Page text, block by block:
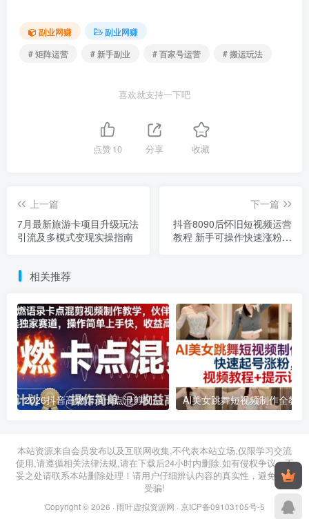
副业网赚
副业网赚
# 矩阵运营
# 新手副业 # 百家号运营 # 搬运玩法
喜欢就支持一下吧
点赞10 分享 收藏
上一篇
7月最新旅游卡项目升级玩法
引流及多模式变现实操指南
下一篇
抖音8090后怀旧短视频运营
教程 新手可操作快速涨粉变
相关推荐
2026抖音高燃语录卡点混剪制作教学 伙伴计划低门槛增收教程
2026年03月11日 2026年03月28日
本站资源来自会员发布以及互联网收集,不代表本站立场,仅限学习交流
使用,请遵循相关法律法规,请在下载后24小时内删除.如有侵权争议、不
妥之处请联系本站删除处理！请用户仔细辨认内容的真实性，避免上当
受骗!
Copyright © 2026 · 雨叶虚拟资源网 · 京ICP备09103105号-5